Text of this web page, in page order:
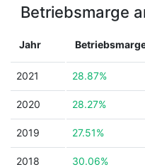
Betriebsmarge
Jahr
2021 28.87%
2020 28.27%
2019 27.51%
2018 30.06%